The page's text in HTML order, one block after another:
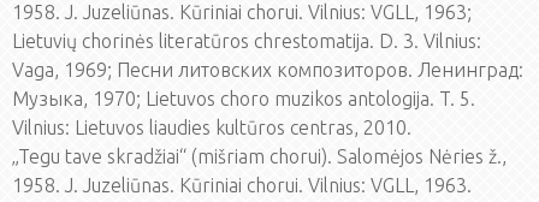
1958. J. Juzeliūnas. Kūriniai chorui. Vilnius: VGLL, 1963;
Lietuvių chorinės literatūros chrestomatija. D. 3. Vilnius:
Vaga, 1969; Песни литовских композиторов. Ленинград:
Музыка, 1970; Lietuvos choro muzikos antologija. T. 5.
Vilnius: Lietuvos liaudies kultūros centras, 2010.
„Tegu tave skradžiai“ (mišriam chorui). Salomėjos Nėries ž.,
1958. J. Juzeliūnas. Kūriniai chorui. Vilnius: VGLL, 1963.